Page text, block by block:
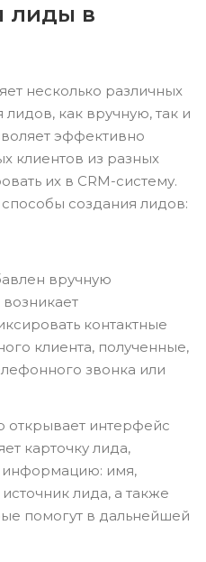
лиды в
несколько различных
как вручную, так и
эффективно
клиентов из разных
их в CRM-систему.
создания лидов:
вручную
контактные
клиента, полученные,
звонка или
открывает интерфейс
карточку лида,
информацию: имя,
лида, а также
помогут в дальнейшей